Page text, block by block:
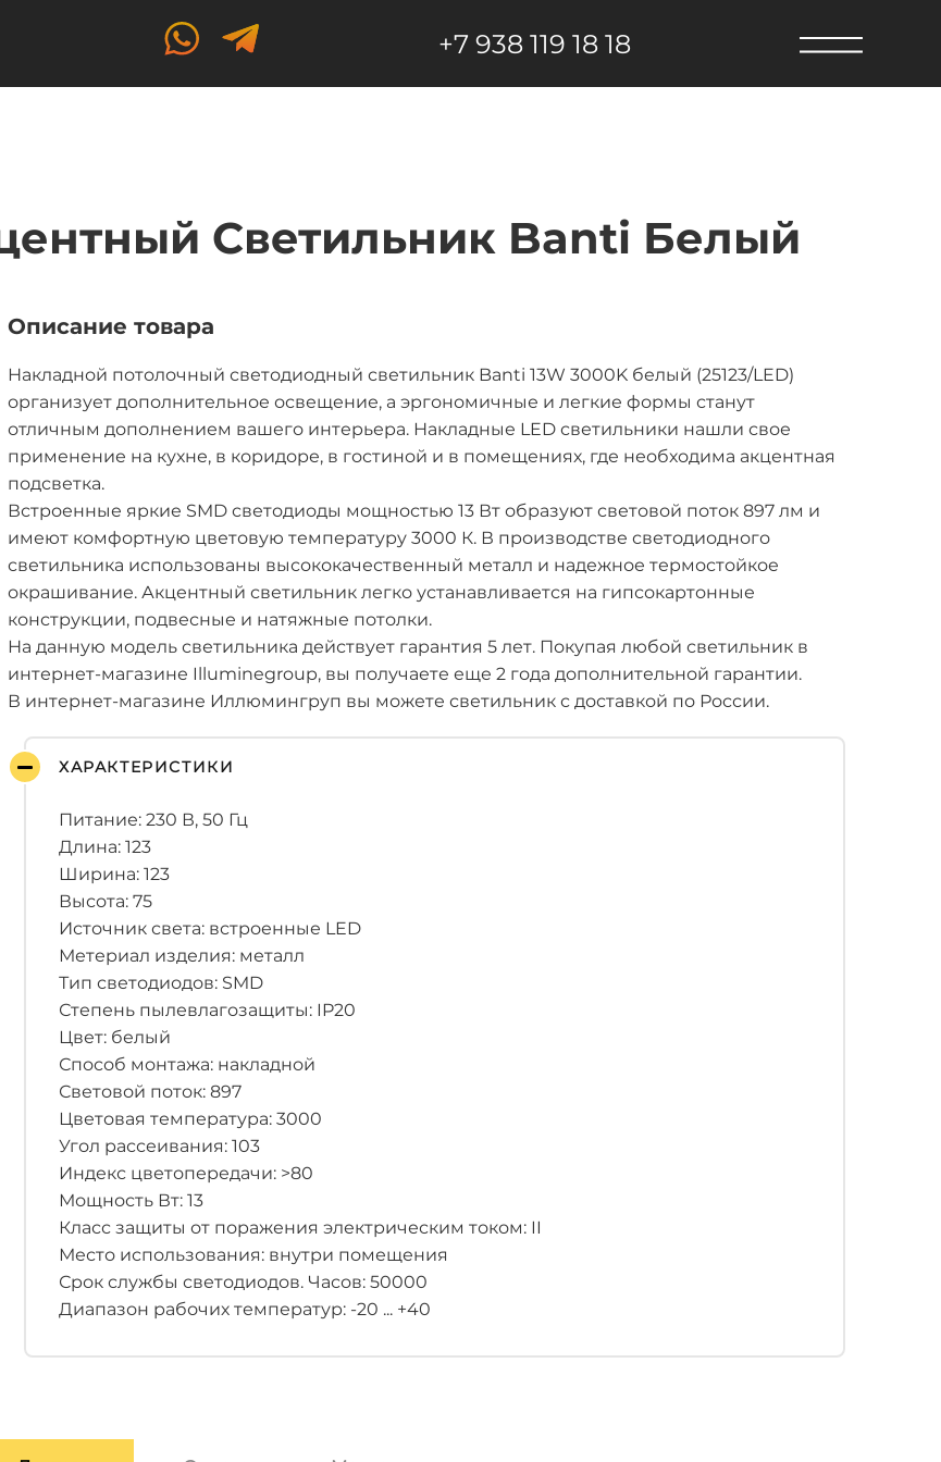
+7 938 119 18 18
Светильник Banti Белый
Описание товара
Накладной потолочный светодиодный светильник Banti 13W 3000K белый (25123/LED)
организует дополнительное освещение, а эргономичные и легкие формы станут
отличным дополнением вашего интерьера. Накладные LED светильники нашли свое
применение на кухне, в коридоре, в гостиной и в помещениях, где необходима акцентная
подсветка.
Встроенные яркие SMD светодиоды мощностью 13 Вт образуют световой поток 897 лм и
имеют комфортную цветовую температуру 3000 К. В производстве светодиодного
светильника использованы высококачественный металл и надежное термостойкое
окрашивание. Акцентный светильник легко устанавливается на гипсокартонные
конструкции, подвесные и натяжные потолки.
На данную модель светильника действует гарантия 5 лет. Покупая любой светильник в
интернет-магазине Illuminegroup, вы получаете еще 2 года дополнительной гарантии.
В интернет-магазине Иллюмингруп вы можете светильник с доставкой по России.
ХАРАКТЕРИСТИКИ
Питание: 230 В, 50 Гц
Длина: 123
Ширина: 123
Высота: 75
Источник света: встроенные LED
Метериал изделия: металл
Тип светодиодов: SMD
Степень пылевлагозащиты: IP20
Цвет: белый
Способ монтажа: накладной
Световой поток: 897
Цветовая температура: 3000
Угол рассеивания: 103
Индекс цветопередачи: >80
Мощность Вт: 13
Класс защиты от поражения электрическим током: II
Место использования: внутри помещения
Срок службы светодиодов. Часов: 50000
Диапазон рабочих температур: -20 ... +40